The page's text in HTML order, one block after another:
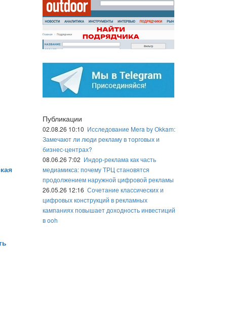
Публикации
02.08.26 10:10 Исследование Mera by Okkam:
Замечают ли люди рекламу в торговых и
бизнес-центрах?
08.06.26 7:02 Индор-реклама как часть
медиамикса: почему ТРЦ становятся
продолжением наружной цифровой рекламы
26.05.26 12:16 Сочетание классических и
цифровых конструкций в рекламных
кампаниях повышает доходность инвестиций
в ooh